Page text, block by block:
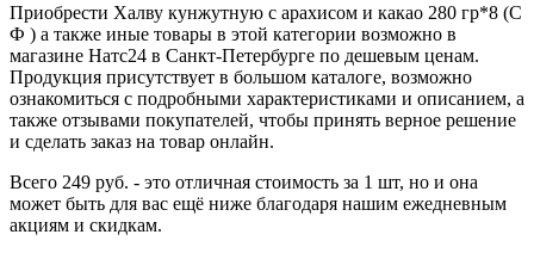
Приобрести Халву кунжутную с арахисом и какао 280 гр*8 (С
Ф ) а также иные товары в этой категории возможно в
магазине Натс24 в Санкт-Петербурге по дешевым ценам.
Продукция присутствует в большом каталоге, возможно
ознакомиться с подробными характеристиками и описанием, а
также отзывами покупателей, чтобы принять верное решение
и сделать заказ на товар онлайн.
Всего 249 руб. - это отличная стоимость за 1 шт, но и она
может быть для вас ещё ниже благодаря нашим ежедневным
акциям и скидкам.